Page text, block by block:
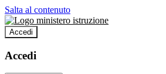
Salta al contenuto
Accedi
Accedi